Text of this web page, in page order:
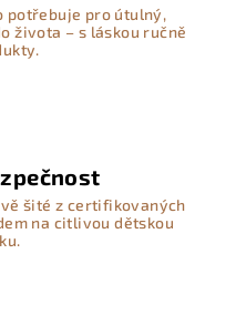
potřebuje pro útulný,
života – s láskou ručně
šité z certifikovaných
na citlivou dětskou